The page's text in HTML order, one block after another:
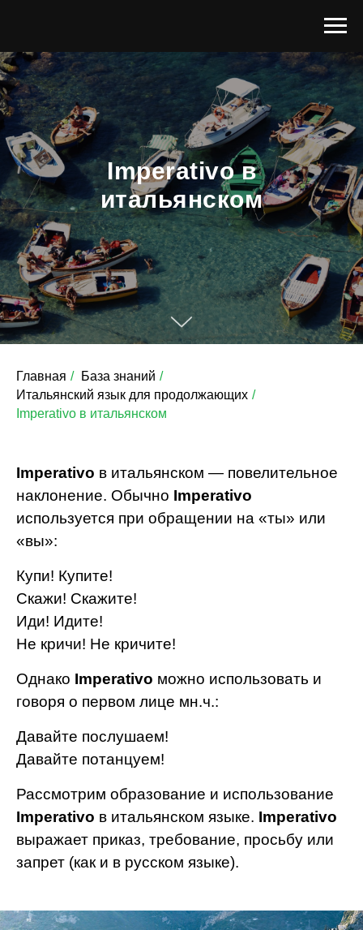
Imperativo в
итальянском
Главная / База знаний /
Итальянский язык для продолжающих /
Imperativo в итальянском
Imperativo в итальянском — повелительное
наклонение. Обычно Imperativo
используется при обращении на «ты» или
«вы»:
Купи! Купите!
Скажи! Скажите!
Иди! Идите!
Не кричи! Не кричите!
Однако Imperativo можно использовать и
говоря о первом лице мн.ч.:
Давайте послушаем!
Давайте потанцуем!
Рассмотрим образование и использование
Imperativo в итальянском языке. Imperativo
выражает приказ, требование, просьбу или
запрет (как и в русском языке).